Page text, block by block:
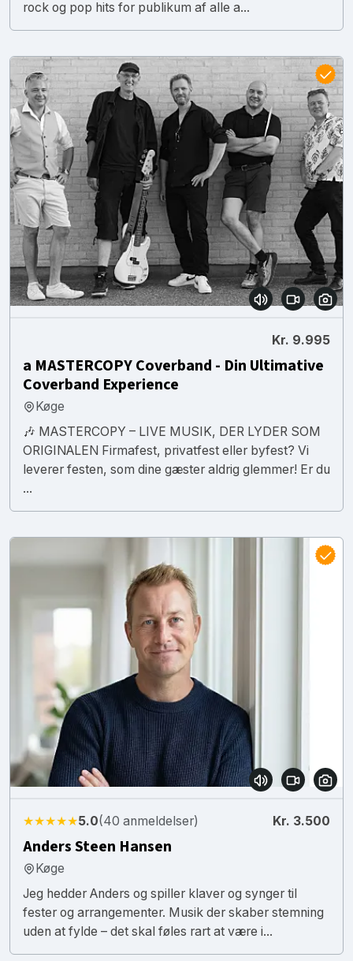
rock og pop hits for publikum af alle a...
Kr. 9.995
a MASTERCOPY Coverband - Din Ultimative
Coverband Experience
Køge
🎶 MASTERCOPY – LIVE MUSIK, DER LYDER SOM
ORIGINALEN Firmafest, privatfest eller byfest? Vi
leverer festen, som dine gæster aldrig glemmer! Er du
...
★★★★★5.0(40 anmeldelser) Kr. 3.500
Anders Steen Hansen
Køge
Jeg hedder Anders og spiller klaver og synger til
fester og arrangementer. Musik der skaber stemning
uden at fylde – det skal føles rart at være i...